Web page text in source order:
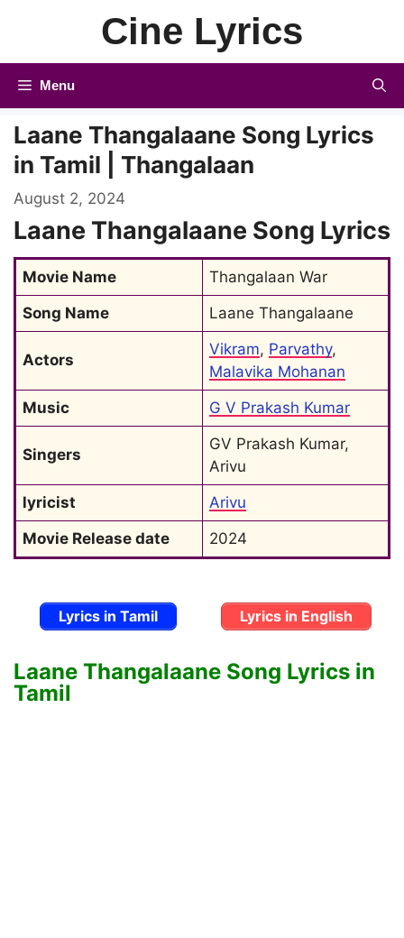
Cine Lyrics
Menu
Laane Thangalaane Song Lyrics
in Tamil | Thangalaan
August 2, 2024
Laane Thangalaane Song Lyrics
Movie Name
Thangalaan War
Song Name
Laane Thangalaane
Actors
Vikram, Parvathy
Malavika Mohanan
Music
G V Prakash Kumar
Singers
GV Prakash Kumar,
Arivu
lyricist
Arivu
Movie Release date
2024
Lyrics in Tamil Lyrics in English
Laane Thangalaane Song Lyrics in
Tamil